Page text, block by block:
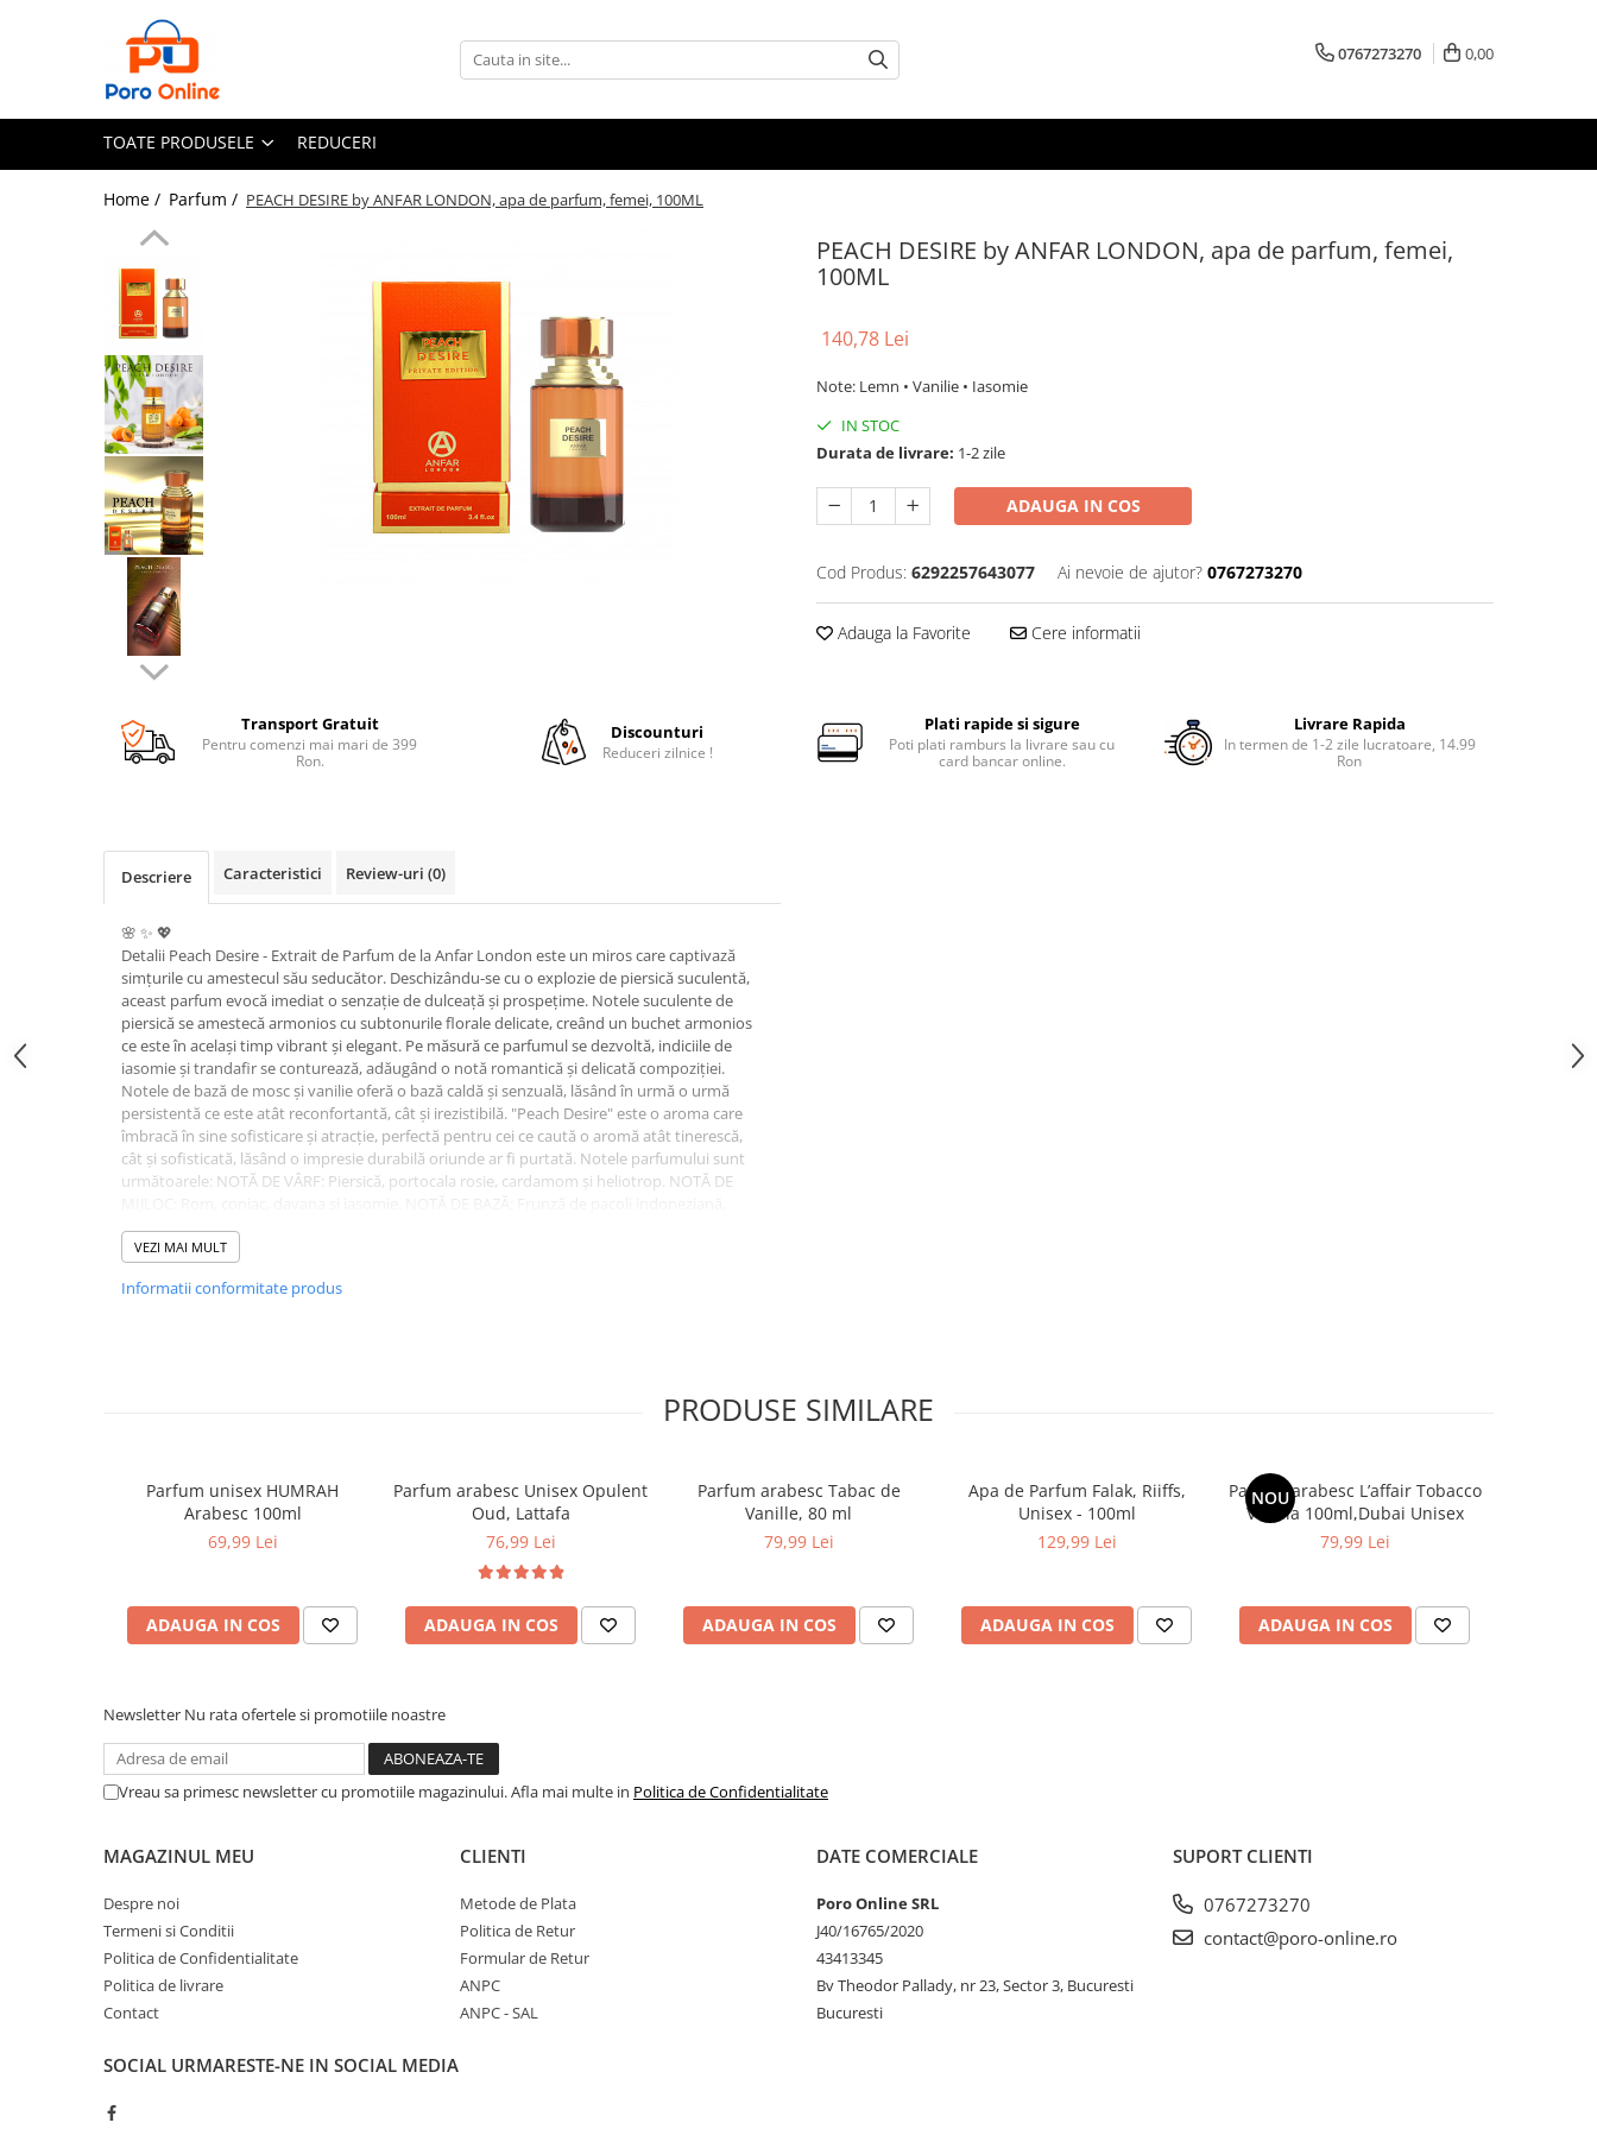
Toate Produsele
Parfum Femei
Parfum Unisex
Parfumuri Arabesti
Set Parfum
Parfum tip fiola
0767273270 0,00
TOATE PRODUSELE REDUCERI
Home / Parfum / PEACH DESIRE by ANFAR LONDON, apa de parfum, femei, 100ML
PEACH DESIRE by ANFAR LONDON, apa de parfum, femei,
100ML
140,78 Lei
Note: Lemn • Vanilie • Iasomie
IN STOC
Durata de livrare: 1-2 zile
ADAUGA IN COS
Cod Produs: 6292257643077 Ai nevoie de ajutor? 0767273270
Adauga la Favorite Cere informatii
Transport Gratuit
Pentru comenzi mai mari de 399
Ron.
Discounturi
Reduceri zilnice !
Plati rapide si sigure
Poti plati ramburs la livrare sau cu
card bancar online.
Livrare Rapida
In termen de 1-2 zile lucratoare, 14.99
Ron
Descriere Caracteristici Review-uri (0)
🌸 ✨ 💖
Detalii Peach Desire - Extrait de Parfum de la Anfar London este un miros care captivază
simțurile cu amestecul său seducător. Deschizându-se cu o explozie de piersică suculentă,
aceast parfum evocă imediat o senzație de dulceață și prospețime. Notele suculente de
piersică se amestecă armonios cu subtonurile florale delicate, creând un buchet armonios
ce este în același timp vibrant și elegant. Pe măsură ce parfumul se dezvoltă, indiciile de
iasomie și trandafir se conturează, adăugând o notă romantică și delicată compoziției.
Notele de bază de mosc și vanilie oferă o bază caldă și senzuală, lăsând în urmă o urmă
persistentă ce este atât reconfortantă, cât și irezistibilă. "Peach Desire" este o aroma care
îmbracă în sine sofisticare și atracție, perfectă pentru cei ce caută o aromă atât tinerescă,
cât și sofisticată, lăsând o impresie durabilă oriunde ar fi purtată. Notele parfumului sunt
următoarele: NOTĂ DE VÂRF: Piersică, portocala rosie, cardamom și heliotrop. NOTĂ DE
patchouli, vanilie, fava tonka și lemn de santal.
Detalii
Categorii
VEZI MAI MULT
Informatii conformitate produs
PRODUSE SIMILARE
Parfum unisex HUMRAH
Arabesc 100ml
69,99 Lei
ADAUGA IN COS
Parfum arabesc Unisex Opulent
Oud, Lattafa
76,99 Lei
ADAUGA IN COS
Parfum arabesc Tabac de
Vanille, 80 ml
79,99 Lei
ADAUGA IN COS
Apa de Parfum Falak, Riiffs,
Unisex - 100ml
129,99 Lei
ADAUGA IN COS
NOU
Parfum arabesc L’affair Tobacco
Vanilla 100ml,Dubai Unisex
79,99 Lei
ADAUGA IN COS
Newsletter Nu rata ofertele si promotiile noastre
Vreau sa primesc newsletter cu promotiile magazinului. Afla mai multe in Politica de Confidentialitate
MAGAZINUL MEU
Despre noi
Termeni si Conditii
Politica de Confidentialitate
Politica de livrare
Contact
CLIENTI
Metode de Plata
Politica de Retur
Formular de Retur
ANPC
ANPC - SAL
DATE COMERCIALE
Poro Online SRL
J40/16765/2020
43413345
Bv Theodor Pallady, nr 23, Sector 3, Bucuresti
Bucuresti
SUPORT CLIENTI
0767273270
contact@poro-online.ro
SOCIAL URMARESTE-NE IN SOCIAL MEDIA